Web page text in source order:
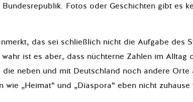
Fotos oder Geschichten gibt es
das sei schließlich nicht die Aufgabe des
ist es aber, dass nüchterne Zahlen im Alltag
neben und mit Deutschland noch andere Orte
„Heimat“ und „Diaspora“ eben nicht zuhause